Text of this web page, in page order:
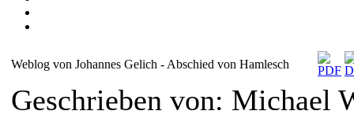
Weblog von Johannes Gelich - Abschied von Hamlesch
Geschrieben von: Michael